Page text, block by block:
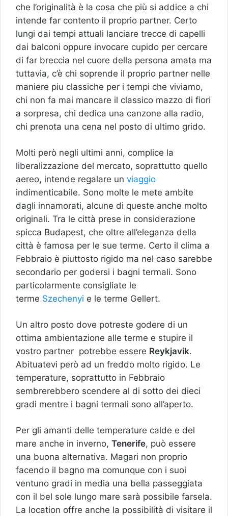
che l’originalità è la cosa che più si addice a chi
intende far contento il proprio partner. Certo
lungi dai tempi attuali lanciare trecce di capelli
dai balconi oppure invocare cupido per cercare
di far breccia nel cuore della persona amata ma
tuttavia, c’è chi soprende il proprio partner nelle
maniere piu classiche per i tempi che viviamo,
chi non fa mai mancare il classico mazzo di fiori
a sorpresa, chi dedica una canzone alla radio,
chi prenota una cena nel posto di ultimo grido.
Molti però negli ultimi anni, complice la
liberalizzazione del mercato, soprattutto quello
aereo, intende regalare un viaggio
indimenticabile. Sono molte le mete ambite
dagli innamorati, alcune di queste anche molto
originali. Tra le città prese in considerazione
spicca Budapest, che oltre all’eleganza della
città è famosa per le sue terme. Certo il clima a
Febbraio è piuttosto rigido ma nel caso sarebbe
secondario per godersi i bagni termali. Sono
particolarmente consigliate le
terme Szechenyi e le terme Gellert.
Un altro posto dove potreste godere di un
ottima ambientazione alle terme e stupire il
vostro partner potrebbe essere Reykjavik.
Abituatevi però ad un freddo molto rigido. Le
temperature, soprattutto in Febbraio
sembrerebbero scendere al di sotto dei dieci
gradi mentre i bagni termali sono all’aperto.
Per gli amanti delle temperature calde e del
mare anche in inverno, Tenerife, può essere
una buona alternativa. Magari non proprio
facendo il bagno ma comunque con i suoi
ventuno gradi in media una bella passeggiata
con il bel sole lungo mare sarà possibile farsela.
La location offre anche la possibilità di visitare il